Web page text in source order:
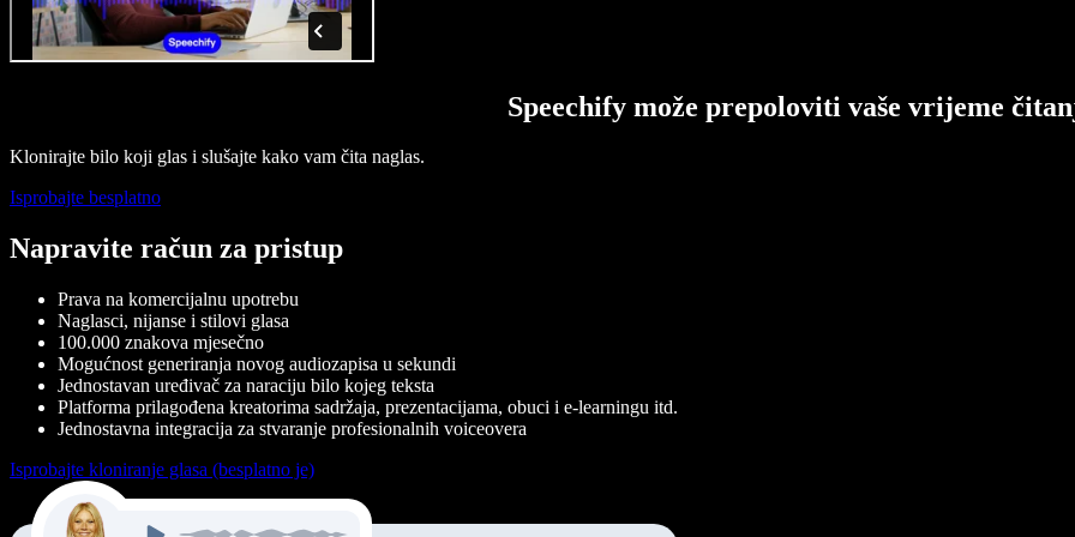
Speechify može prepoloviti vaše vrijeme
Klonirajte bilo koji glas i slušajte kako vam čita naglas.
Isprobajte besplatno
Napravite račun za pristup
Prava na komercijalnu upotrebu
Naglasci, nijanse i stilovi glasa
100.000 znakova mjesečno
Mogućnost generiranja novog audiozapisa u sekundi
Jednostavan uređivač za naraciju bilo kojeg teksta
Platforma prilagođena kreatorima sadržaja, prezentacijama, obuci i e-learningu itd.
Jednostavna integracija za stvaranje profesionalnih voiceovera
Isprobajte kloniranje glasa (besplatno je)